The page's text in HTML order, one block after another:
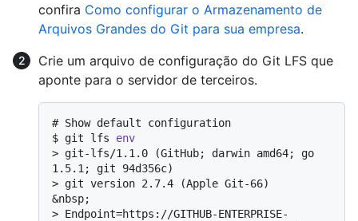
confira Como configurar o Armazenamento de
Arquivos Grandes do Git para sua empresa.
Crie um arquivo de configuração do Git LFS que
aponte para o servidor de terceiros.
# Show default configuration
$ git lfs env
> git-lfs/1.1.0 (GitHub; darwin amd64; go
1.5.1; git 94d356c)
> git version 2.7.4 (Apple Git-66)
> Endpoint=https://GITHUB-ENTERPRISE-